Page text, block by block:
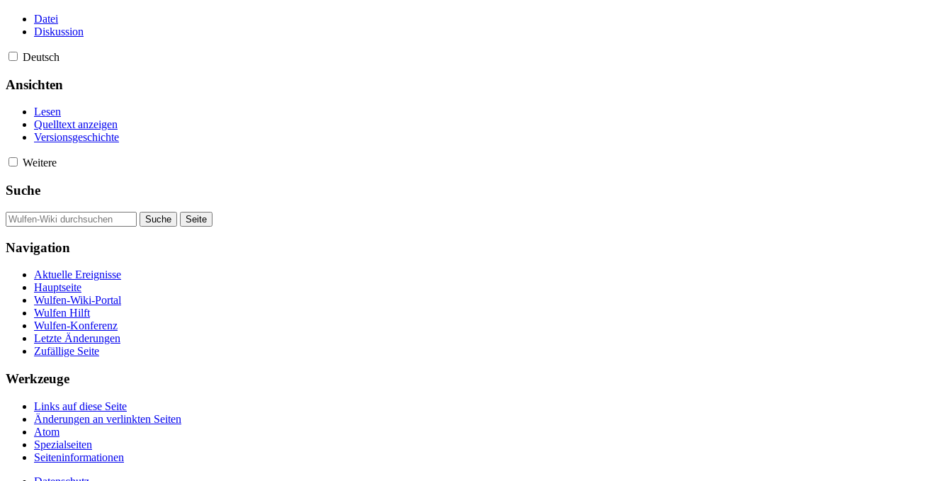
Datei
Diskussion
Deutsch
Ansichten
Lesen
Quelltext anzeigen
Versionsgeschichte
Weitere
Suche
Navigation
Aktuelle Ereignisse
Hauptseite
Wulfen-Wiki-Portal
Wulfen Hilft
Wulfen-Konferenz
Letzte Änderungen
Zufällige Seite
Werkzeuge
Links auf diese Seite
Änderungen an verlinkten Seiten
Atom
Spezialseiten
Seiten­­informationen